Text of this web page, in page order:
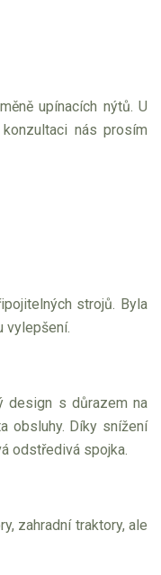
upínacích nýtů. U
nás prosím
strojů. Byla
vylepšení.
design s důrazem na
obsluhy. Díky snížení
odstředivá spojka.
zahradní traktory, ale